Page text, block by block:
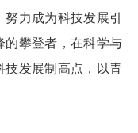
力成为科技发展引
的攀登者，在科学与
技发展制高点，以青